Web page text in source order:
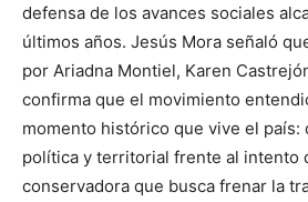
defensa de los avances sociales
últimos años. Jesús Mora señaló
por Ariadna Montiel, Karen
confirma que el movimiento
momento histórico que vive el país:
política y territorial frente al intento
conservadora que busca frenar la